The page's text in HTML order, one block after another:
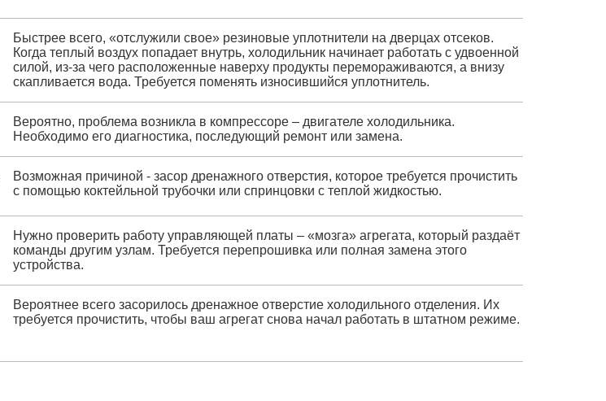
Быстрее всего, «отслужили свое» резиновые уплотнители на дверцах отсеков.
Когда теплый воздух попадает внутрь, холодильник начинает работать с удвоенной
силой, из-за чего расположенные наверху продукты перемораживаются, а внизу
скапливается вода. Требуется поменять износившийся уплотнитель.
Вероятно, проблема возникла в компрессоре – двигателе холодильника.
Необходимо его диагностика, последующий ремонт или замена.
Возможная причиной - засор дренажного отверстия, которое требуется прочистить
с помощью коктейльной трубочки или спринцовки с теплой жидкостью.
Нужно проверить работу управляющей платы – «мозга» агрегата, который раздаёт
команды другим узлам. Требуется перепрошивка или полная замена этого
устройства.
Вероятнее всего засорилось дренажное отверстие холодильного отделения. Их
требуется прочистить, чтобы ваш агрегат снова начал работать в штатном режиме.